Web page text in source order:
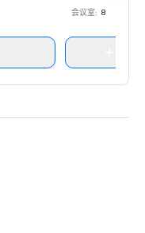
会议室: 8